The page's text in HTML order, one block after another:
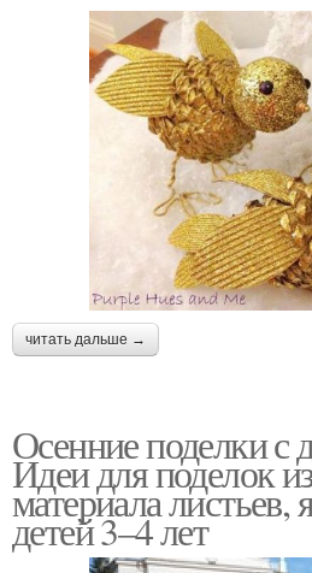
читать дальше →
Осенние поделки с
Идеи для поделок
материала листьев,
детей 3–4 лет